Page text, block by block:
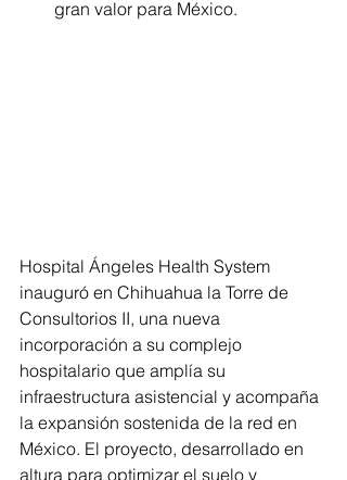
gran valor para México.
Hospital Ángeles Health System
inauguró en Chihuahua la Torre de
Consultorios II, una nueva
incorporación a su complejo
hospitalario que amplía su
infraestructura asistencial y acompaña
la expansión sostenida de la red en
México. El proyecto, desarrollado en
altura para optimizar el suelo y